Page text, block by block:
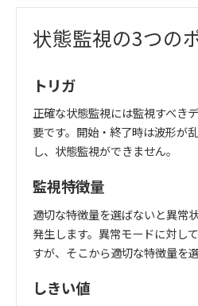
状態監視の3つの
トリガ
正確な状態監視には監視すべき
要です。開始・終了時は波形が
し、状態監視ができません。
監視特徴量
適切な特徴量を選ばないと異常
発生します。異常モードに対し
すが、そこから適切な特徴量を
しきい値